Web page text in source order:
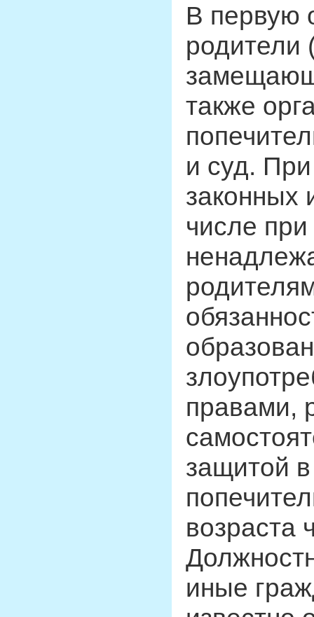
В первую
родители
также
и суд.
законных
числе
правами,
защитой
возраста
иные